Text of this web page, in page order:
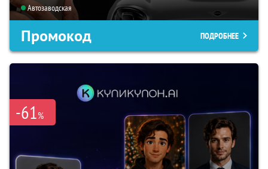
Автозаводская
Промокод ПОДРОБНЕЕ
-61%